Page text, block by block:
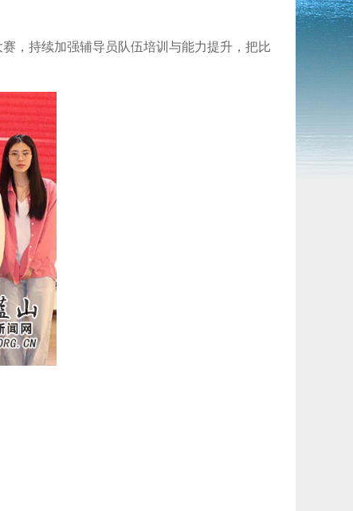
，持续加强辅导员队伍培训与能力提升，把比